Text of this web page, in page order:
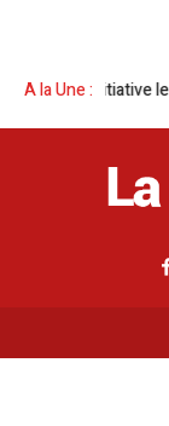
A la Une :
legislative.